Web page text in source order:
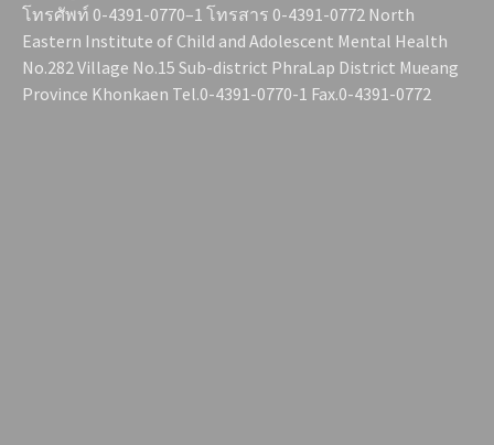
โทรศัพท์ 0-4391-0770–1 โทรสาร 0-4391-0772 North
Eastern Institute of Child and Adolescent Mental Health
No.282 Village No.15 Sub-district PhraLap District Mueang
Province Khonkaen Tel.0-4391-0770-1 Fax.0-4391-0772